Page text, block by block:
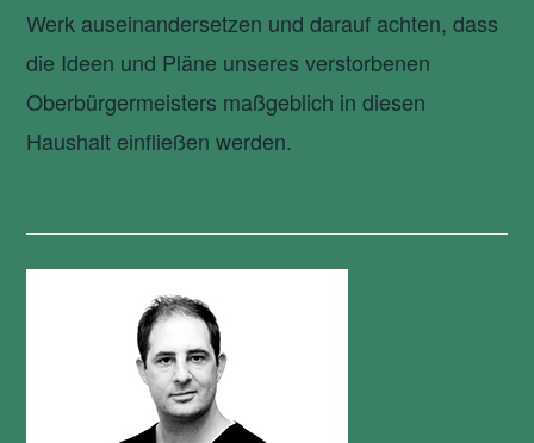
Werk auseinandersetzen und darauf achten, dass
die Ideen und Pläne unseres verstorbenen
Oberbürgermeisters maßgeblich in diesen
Haushalt einfließen werden.